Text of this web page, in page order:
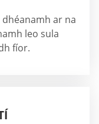
dhéanamh ar na
leo sula
fíor.